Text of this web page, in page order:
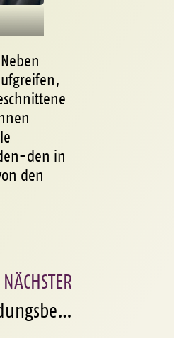
den in
den
NÄCHSTER
Ministerin Wiebke Osigus übergibt Zuwendungsbescheid